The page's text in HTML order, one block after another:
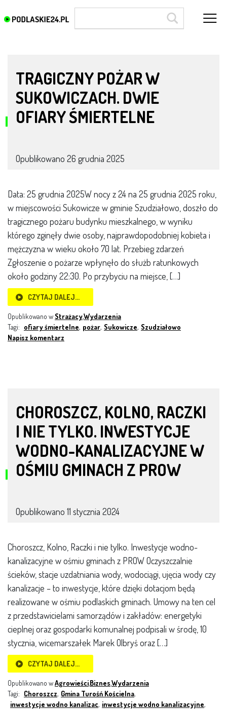
TRAGICZNY POŻAR W
SUKOWICZACH. DWIE
OFIARY ŚMIERTELNE
Opublikowano 26 grudnia 2025
Data: 25 grudnia 2025W nocy z 24 na 25 grudnia 2025 roku,
w miejscowości Sukowicze w gminie Szudziałowo, doszło do
tragicznego pożaru budynku mieszkalnego, w wyniku
którego zginęły dwie osoby, najprawdopodobniej kobieta i
mężczyzna w wieku około 70 lat. Przebieg zdarzeń
Zgłoszenie o pożarze wpłynęło do służb ratunkowych
około godziny 22:30. Po przybyciu na miejsce, […]
CZYTAJ DALEJ…
Opublikowano w Strażacy,Wydarzenia
Tagi: ofiary śmiertelne, pożar, Sukowicze, Szudziałowo
Napisz komentarz
CHOROSZCZ, KOLNO, RACZKI
I NIE TYLKO. INWESTYCJE
WODNO-KANALIZACYJNE W
OŚMIU GMINACH Z PROW
Opublikowano 11 stycznia 2024
Choroszcz, Kolno, Raczki i nie tylko. Inwestycje wodno-
kanalizacyjne w ośmiu gminach z PROW Oczyszczalnie
ścieków, stacje uzdatniania wody, wodociągi, ujęcia wody czy
kanalizacje – to inwestycje, które dzięki dotacjom będą
realizowane w ośmiu podlaskich gminach. Umowy na ten cel
z przedstawicielami samorządów i zakładów: energetyki
cieplnej oraz gospodarki komunalnej podpisali w środę, 10
stycznia, wicemarszałek Marek Olbryś oraz […]
CZYTAJ DALEJ…
Opublikowano wAgrowieści,Biznes,Wydarzenia
Tagi: Choroszcz, Gmina Turośń Kościelna,
inwestycje wodno kanalizac, inwestycje wodno kanalizacyjne,